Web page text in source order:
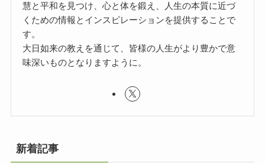
慧と平和を見つけ、心と体を鍛え、人生の本質に近づ
くための情報とインスピレーションを提供することで
す。
大日如来の教えを通じて、皆様の人生がより豊かで意
味深いものとなりますように。
新着記事